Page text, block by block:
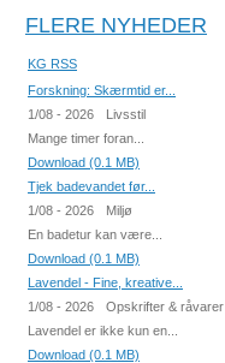
FLERE NYHEDER
KG RSS
Forskning: Skærmtid er...
1/08 - 2026
Livsstil
Mange timer foran...
Download (0.1 MB)
Tjek badevandet før...
1/08 - 2026
Miljø
En badetur kan være...
Download (0.1 MB)
Lavendel - Fine, kreative...
1/08 - 2026
Opskrifter & råvarer
Lavendel er ikke kun en...
Download (0.1 MB)